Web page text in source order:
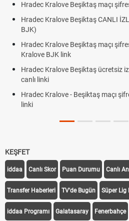
Hradec Kralove Beşiktaş maçı
Hradec Kralove Beşiktaş CANLI
BJK)
Hradec Kralove Beşiktaş maçı
Kralove BJK link
Hradec Kralove Beşiktaş ücretsiz
canlı linki
Hradec Kralove - Beşiktaş maçı
linki
KEŞFET
iddaa Canlı Skor Puan Durumu Canlı
Transfer Haberleri TV'de Bugün Süper Lig
iddaa Programı Galatasaray Fenerbahçe